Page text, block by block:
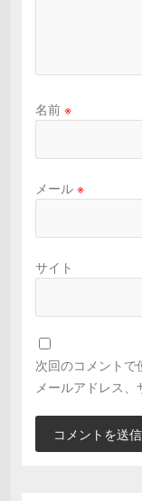
名前 ※
メール ※
サイト
次回のコメントで
メールアドレス、